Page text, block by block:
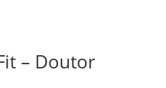
– Doutor